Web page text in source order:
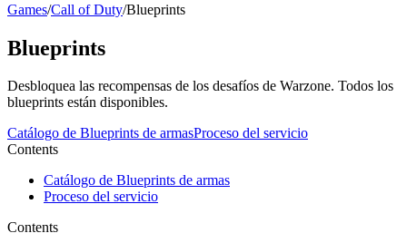
Games/Call of Duty/Blueprints
Blueprints
Desbloquea las recompensas de los desafíos de Warzone. Todos los
blueprints están disponibles.
Catálogo de Blueprints de armasProceso del servicio
Contents
Catálogo de Blueprints de armas
Proceso del servicio
Contents